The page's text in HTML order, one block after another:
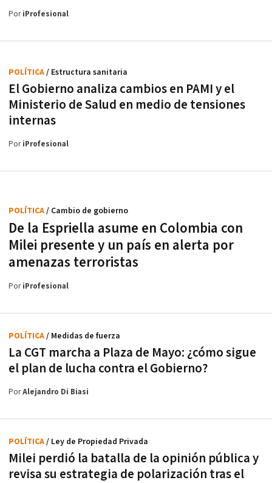
PoriProfesional
El Gobierno analiza cambios en PAMI y el
Ministerio de Salud en medio de tensiones
internas
POLÍTICA/ Estructura sanitaria
PoriProfesional
De la Espriella asume en Colombia con
Milei presente y un país en alerta por
amenazas terroristas
POLÍTICA/ Cambio de gobierno
PoriProfesional
La CGT marcha a Plaza de Mayo: ¿cómo sigue
el plan de lucha contra el Gobierno?
POLÍTICA/ Medidas de fuerza
PorAlejandro Di Biasi
Milei perdió la batalla de la opinión pública y
revisa su estrategia de polarización tras el
POLÍTICA/ Ley de Propiedad Privada